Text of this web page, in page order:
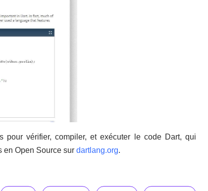
pour vérifier, compiler, et exécuter le code Dart, qui
en Open Source sur dartlang.org.